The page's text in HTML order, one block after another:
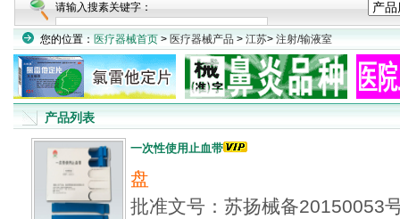
请输入搜素关键字：
您的位置： 医疗器械首页 > 医疗器械产品 > 江苏> 注射/输液室
产品列表
一次性使用止血带
盘
批准文号：苏扬械备20150053